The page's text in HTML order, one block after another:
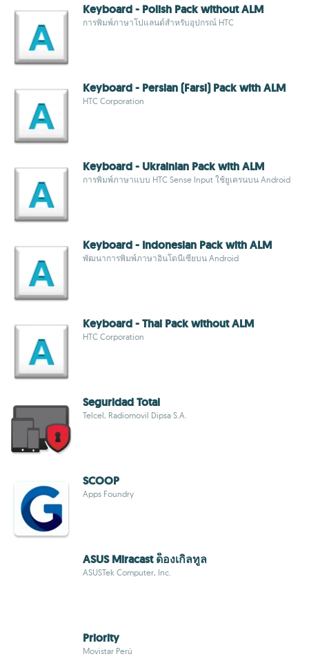
Keyboard - Polish Pack without ALM
การพิมพ์ภาษาโปแลนด์สำหรับอุปกรณ์ HTC
Keyboard - Persian (Farsi) Pack with ALM
HTC Corporation
Keyboard - Ukrainian Pack with ALM
การพิมพ์ภาษาแบบ HTC Sense Input ใช้ยูเครนบน Android
Keyboard - Indonesian Pack with ALM
พัฒนาการพิมพ์ภาษาอินโดนีเซียบน Android
Keyboard - Thai Pack without ALM
HTC Corporation
Seguridad Total
Telcel, Radiomovil Dipsa S.A.
SCOOP
Apps Foundry
ASUS Miracast ด็องเกิลทูล
ASUSTek Computer, Inc.
Priority
Movistar Perú